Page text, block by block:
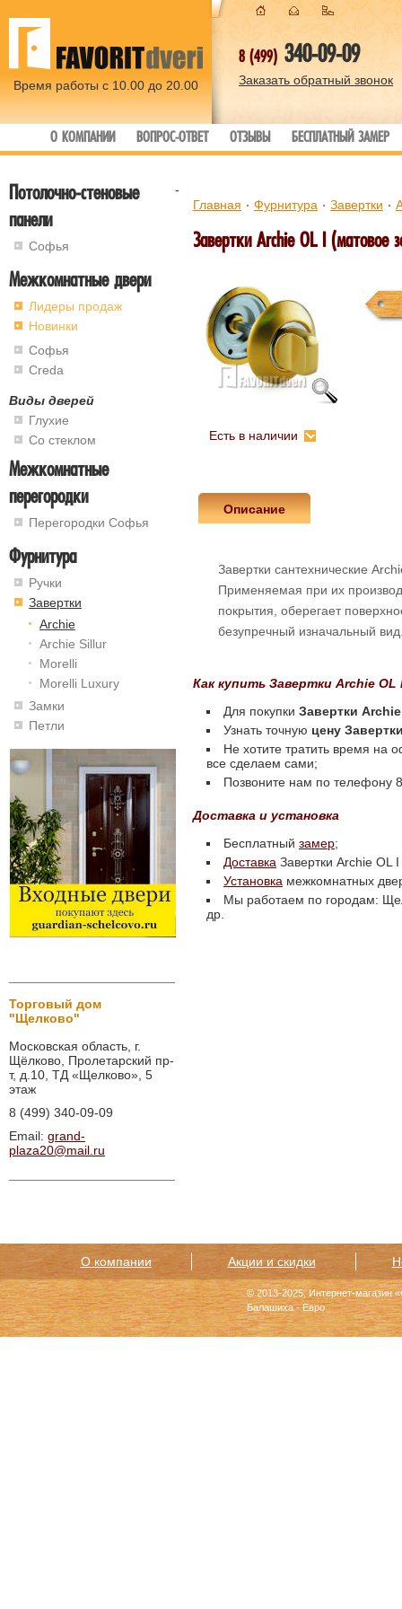
Время работы с 10.00 до 20.00
8 (499) 340-09-09
Заказать обратный звонок
О КОМПАНИИ ВОПРОС-ОТВЕТ ОТЗЫВЫ БЕСПЛАТНЫЙ ЗАМЕР
-
Потолочно-стеновые
панели
Софья
Межкомнатные двери
Лидеры продаж
Новинки
Софья
Creda
Виды дверей
Глухие
Со стеклом
Межкомнатные
перегородки
Перегородки Софья
Фурнитура
Ручки
Завертки
Archie
Archie Sillur
Morelli
Morelli Luxury
Замки
Петли
Торговый дом
"Щелково"
Московская область, г.
Щёлково, Пролетарский пр-
т, д.10, ТД «Щелково», 5
этаж
8 (499) 340-09-09
Email: grand-
plaza20@mail.ru
Главная Фурнитура Завертки
Завертки Archie OL I (матовое
Есть в наличии
Описание
Завертки сантехнические
Применяемая при их
покрытия, оберегает
безупречный изначальный
Как купить Завертки Archie
Для покупки Завертки
Узнать точную цену
Не хотите тратить время на
все сделаем сами;
Позвоните нам по телефону
Доставка и установка
Бесплатный замер;
Доставка Завертки Archie OL
Установка межкомнатных
Мы работаем по городам:
др.
О компании Акции и скидки
© 2013-2025, Интернет-магазин
Балашиха - Евро